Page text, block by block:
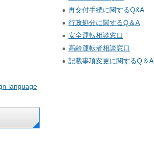
language
再交付手続に関するQ&A
行政処分に関するQ＆A
安全運転相談窓口
高齢運転者相談窓口
記載事項変更に関するQ＆A